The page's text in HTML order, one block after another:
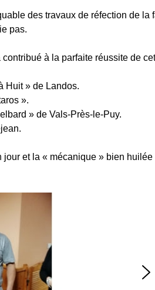
des travaux de réfection de la
pas.
à la parfaite réussite de
Huit » de Landos.
».
» de Vals-Près-le-Puy.
et la « mécanique » bien